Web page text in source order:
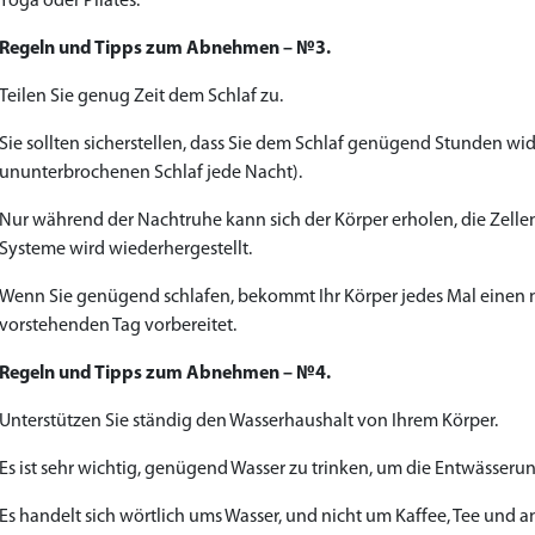
und Tipps zum Abnehmen – №3.
Sie genug Zeit dem Schlaf zu.
sollten sicherstellen, dass Sie dem Schlaf genügend Stunden
Schlaf jede Nacht).
während der Nachtruhe kann sich der Körper erholen, die
wird wiederhergestellt.
Sie genügend schlafen, bekommt Ihr Körper jedes Mal
Tag vorbereitet.
und Tipps zum Abnehmen – №4.
Sie ständig den Wasserhaushalt von Ihrem Körper.
ist sehr wichtig, genügend Wasser zu trinken, um die
handelt sich wörtlich ums Wasser, und nicht um Kaffee, Tee und